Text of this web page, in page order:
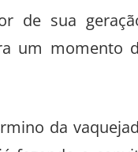
de sua
um momento
da